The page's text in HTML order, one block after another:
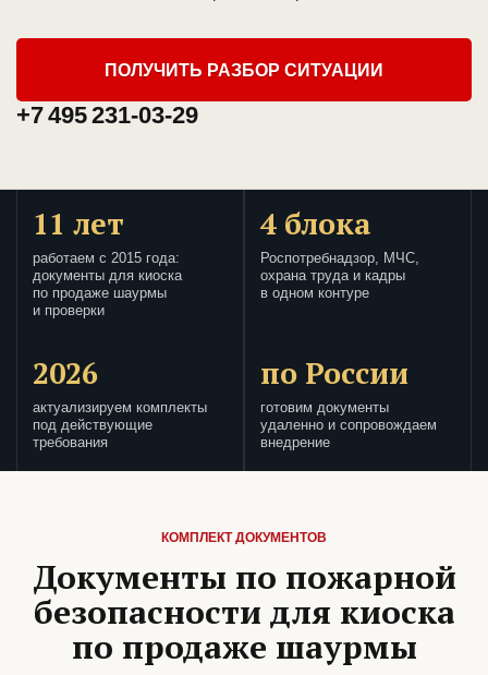
ПОЛУЧИТЬ РАЗБОР СИТУАЦИИ
+7 495 231-03-29
11 лет
работаем с 2015 года:
документы для киоска
по продаже шаурмы
и проверки
4 блока
Роспотребнадзор, МЧС,
охрана труда и кадры
в одном контуре
2026
актуализируем комплекты
под действующие
требования
по России
готовим документы
удаленно и сопровождаем
внедрение
КОМПЛЕКТ ДОКУМЕНТОВ
Документы по пожарной
безопасности для киоска
по продаже шаурмы